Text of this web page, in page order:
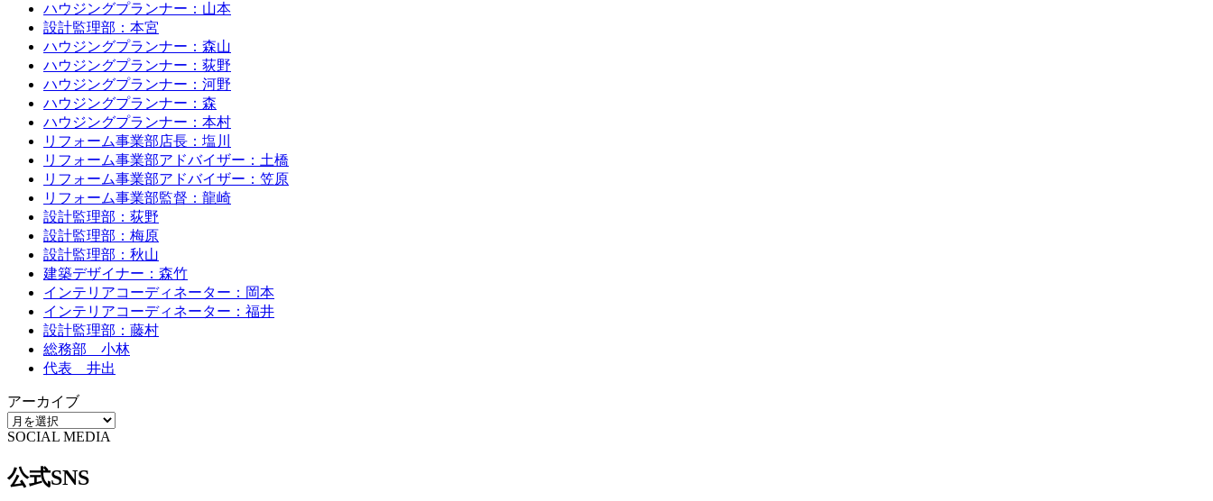
ハウジングプランナー：山本
設計監理部：本宮
ハウジングプランナー：森山
ハウジングプランナー：荻野
ハウジングプランナー：河野
ハウジングプランナー：森
ハウジングプランナー：本村
リフォーム事業部店長：塩川
リフォーム事業部アドバイザー：土橋
リフォーム事業部アドバイザー：笠原
リフォーム事業部監督：龍崎
設計監理部：荻野
設計監理部：梅原
設計監理部：秋山
建築デザイナー：森竹
インテリアコーディネーター：岡本
インテリアコーディネーター：福井
設計監理部：藤村
総務部 小林
代表 井出
アーカイブ
SOCIAL MEDIA
公式SNS